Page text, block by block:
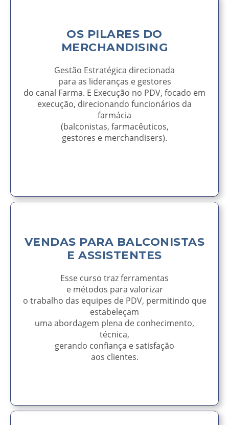
OS PILARES DO
MERCHANDISING
Gestão Estratégica direcionada
para as lideranças e gestores
do canal Farma. E Execução no PDV, focado em
execução, direcionando funcionários da
farmácia
(balconistas, farmacêuticos,
gestores e merchandisers).
VENDAS PARA BALCONISTAS
E ASSISTENTES
Esse curso traz ferramentas
e métodos para valorizar
o trabalho das equipes de PDV, permitindo que
estabeleçam
uma abordagem plena de conhecimento,
técnica,
gerando confiança e satisfação
aos clientes.